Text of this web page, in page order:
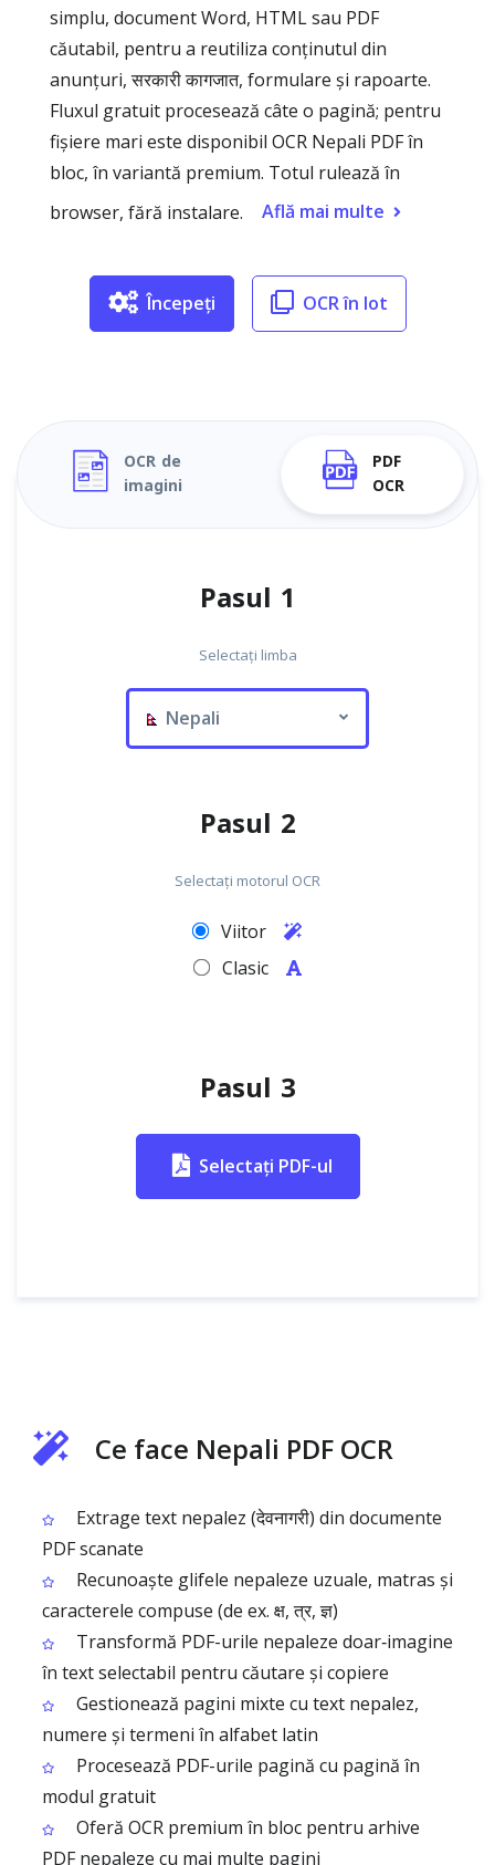
simplu, document Word, HTML sau PDF
căutabil, pentru a reutiliza conținutul din
anunțuri, सरकारी कागजात, formulare și rapoarte.
Fluxul gratuit procesează câte o pagină; pentru
fișiere mari este disponibil OCR Nepali PDF în
bloc, în variantă premium. Totul rulează în
browser, fără instalare.
Află mai multe
Începeți OCR în lot
OCR de
imagini
PDF
OCR
Pasul 1
Selectați limba
Nepali
Pasul 2
Selectați motorul OCR
Viitor
Clasic
Pasul 3
Selectați PDF-ul
Ce face Nepali PDF OCR
Extrage text nepalez (देवनागरी) din documente
PDF scanate
Recunoaște glifele nepaleze uzuale, matras și
caracterele compuse (de ex. क्ष, त्र, ज्ञ)
Transformă PDF-urile nepaleze doar‑imagine
în text selectabil pentru căutare și copiere
Gestionează pagini mixte cu text nepalez,
numere și termeni în alfabet latin
Procesează PDF-urile pagină cu pagină în
modul gratuit
Oferă OCR premium în bloc pentru arhive
PDF nepaleze cu mai multe pagini